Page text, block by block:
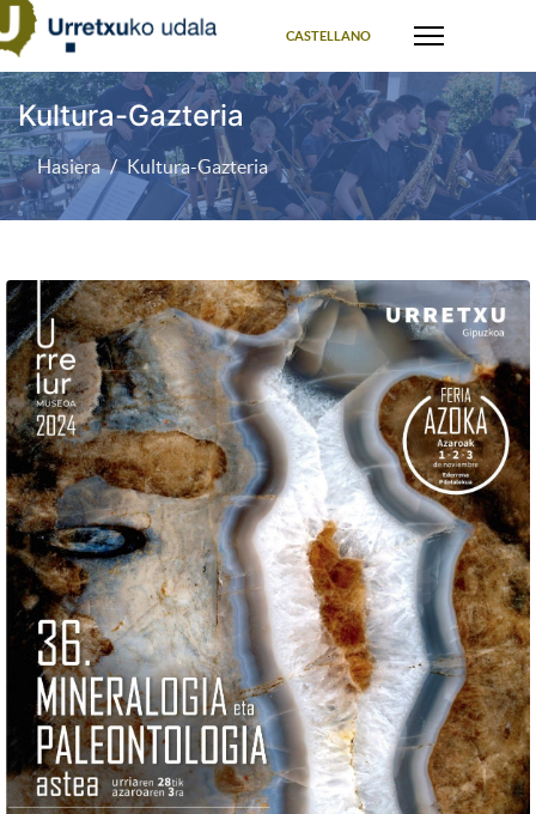
CASTELLANO
Kultura-Gazteria
Hasiera Kultura-Gazteria